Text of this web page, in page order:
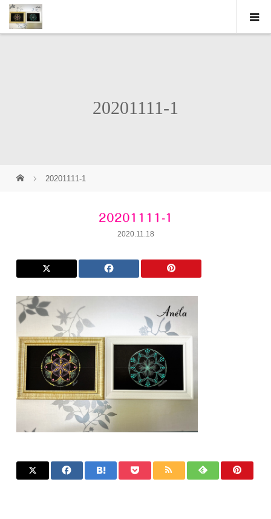
20201111-1
20201111-1
20201111-1
2020.11.18